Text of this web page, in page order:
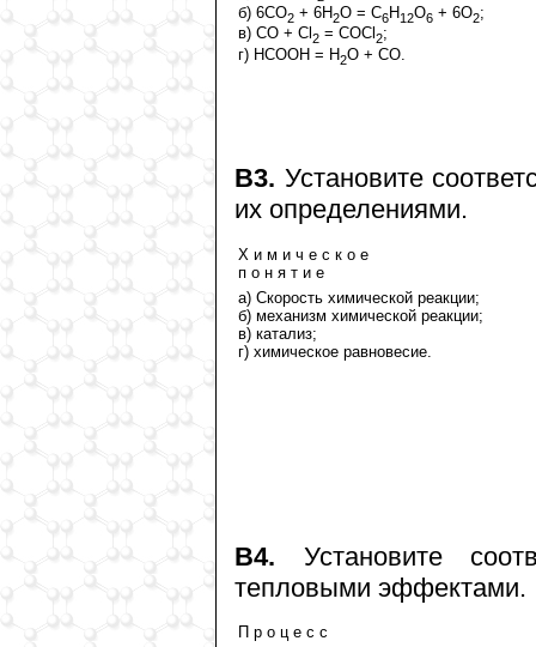
б) 6CO2 + 6H2O = C6H12O6 + 6O2;
в) CO + Cl 2 = COCl 2;
г) HCOOH = H2O + CO.
В3. Установите
их определениями.
Х и м и ч е с к о е
п о н я т и е
а) Скорость химической реакции;
б) механизм химической реакции;
в) катализ;
г) химическое равновесие.
В4. Установите
тепловыми эффектами.
П р о ц е с с